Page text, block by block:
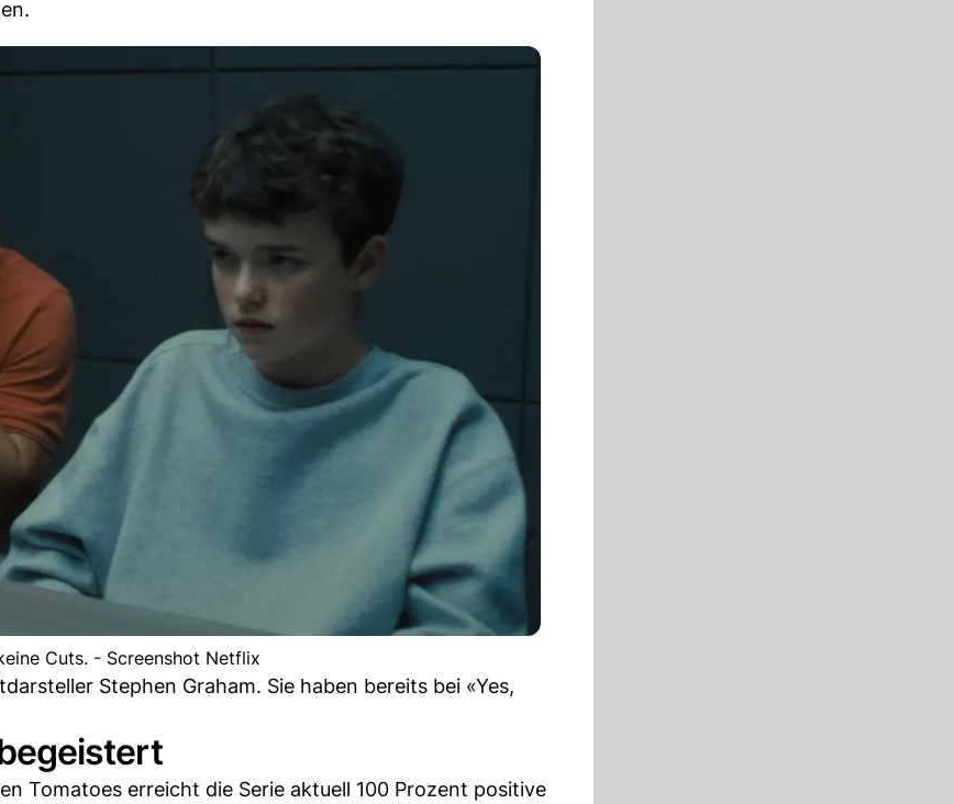
Cuts. - Screenshot Netflix
Stephen Graham. Sie haben bereits bei «Yes,
Tomatoes erreicht die Serie aktuell 100 Prozent positive